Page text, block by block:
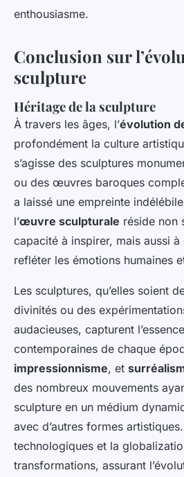
enthousiasme.
Conclusion sur
sculpture
Héritage de la sculpture
À travers les âges, l’évolution
profondément la culture
s’agisse des sculptures
ou des œuvres baroques
a laissé une empreinte
l’œuvre sculpturale réside non
capacité à inspirer, mais aussi
refléter les émotions humaines
Les sculptures, qu’elles soient
divinités ou des
audacieuses, capturent
contemporaines de chaque
impressionnisme, et
des nombreux mouvements
sculpture en un médium
avec d’autres formes
technologiques et la
transformations, assurant